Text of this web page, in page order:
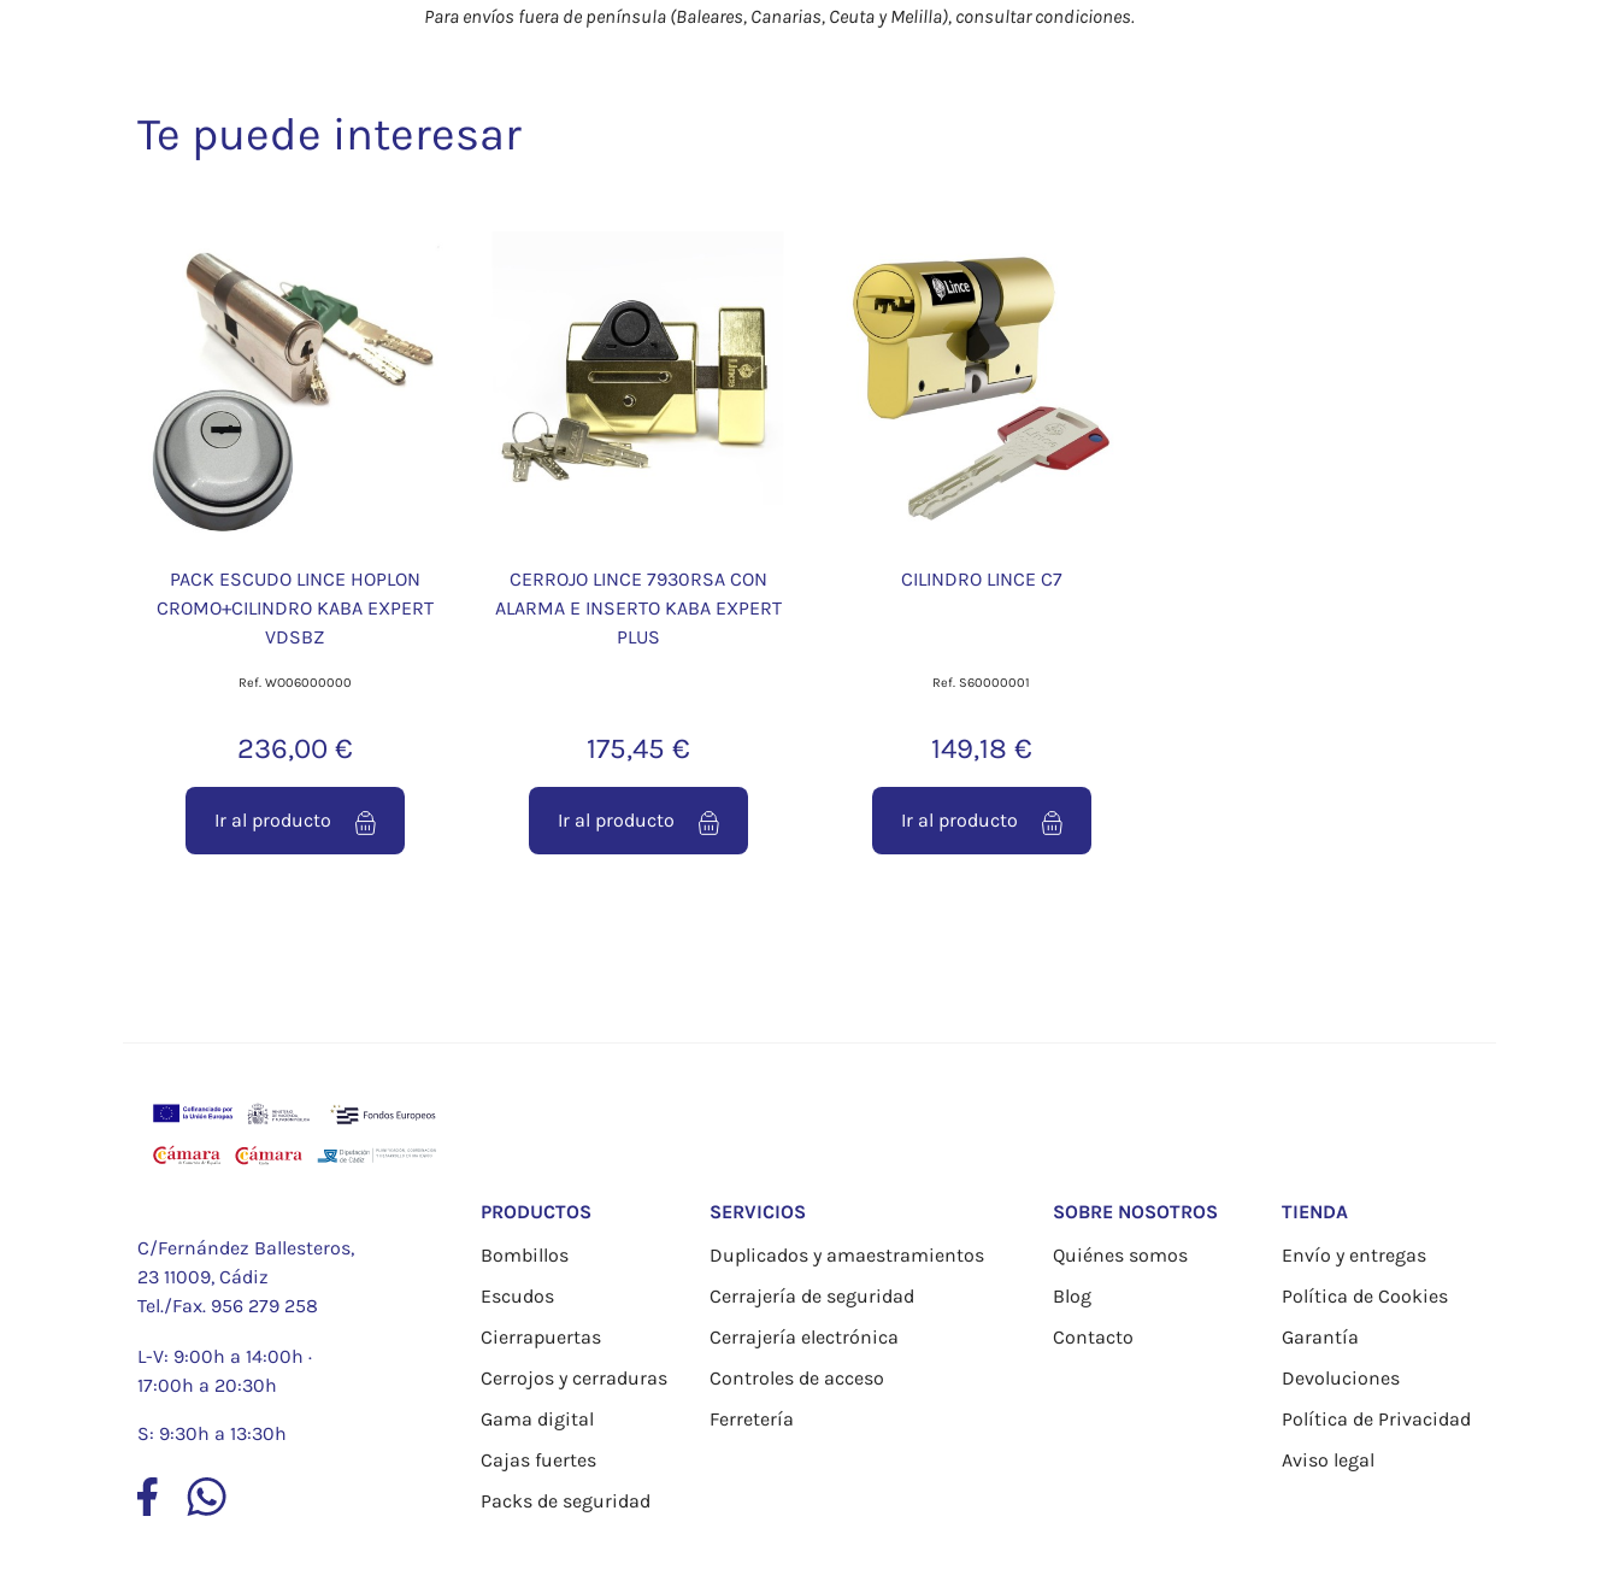
Para envíos fuera de península (Baleares, Canarias, Ceuta y Melilla), consultar condiciones.
Te puede interesar
PACK ESCUDO LINCE HOPLON
CROMO+CILINDRO KABA EXPERT
VDSBZ
Ref. WO06000000
236,00 €
Ir al producto
CERROJO LINCE 7930RSA CON
ALARMA E INSERTO KABA EXPERT
PLUS
175,45 €
Ir al producto
CILINDRO LINCE C7
Ref. S60000001
149,18 €
Ir al producto
C/Fernández Ballesteros,
23 11009, Cádiz
Tel./Fax. 956 279 258
L-V: 9:00h a 14:00h ·
17:00h a 20:30h
S: 9:30h a 13:30h
PRODUCTOS
Bombillos
Escudos
Cierrapuertas
Cerrojos y cerraduras
Gama digital
Cajas fuertes
Packs de seguridad
SERVICIOS
Duplicados y amaestramientos
Cerrajería de seguridad
Cerrajería electrónica
Controles de acceso
Ferretería
SOBRE NOSOTROS
Quiénes somos
Blog
Contacto
TIENDA
Envío y entregas
Política de Cookies
Garantía
Devoluciones
Política de Privacidad
Aviso legal